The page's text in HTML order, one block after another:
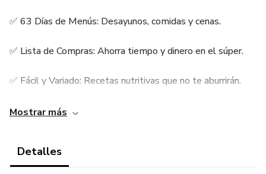
✅ 63 Días de Menús: Desayunos, comidas y cenas.
✅ Lista de Compras: Ahorra tiempo y dinero en el súper.
✅ Fácil y Variado: Recetas nutritivas que no te aburrirán.
🛒 ¡ÚLTIMA OPORTUNIDAD! Llévatelo hoy por un precio
Mostrar más
Detalles